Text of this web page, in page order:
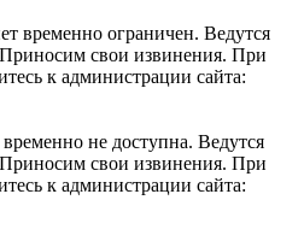
временно ограничен. Ведутся
свои извинения. При
к администрации сайта:
не доступна. Ведутся
свои извинения. При
к администрации сайта: